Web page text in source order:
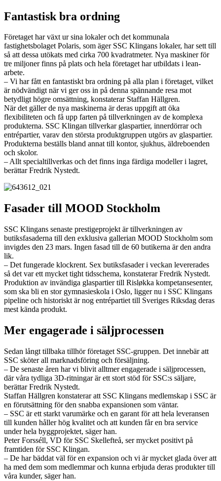
Fantastisk bra ordning
Företaget har växt ur sina lokaler och det kommunala
fastighetsbolaget Polaris, som äger SSC Klingans lokaler, har sett till
så att dessa utökats med cirka 700 kvadratmeter. Nya maskiner för
tre miljoner finns på plats och hela företaget har utbildats i lean-
arbete.
– Vi har fått en fantastiskt bra ordning på alla plan i företaget, vilket
är nödvändigt när vi ger oss in på denna spännande resa mot
betydligt högre omsättning, konstaterar Staffan Hällgren.
När det gäller de nya maskinerna är deras uppgift att öka
flexibiliteten och få upp farten på tillverkningen av de komplexa
produkterna. SSC Klingan tillverkar glaspartier, innerdörrar och
entrépartier, varav den största produktgruppen utgörs av glaspartier.
Produkterna beställs bland annat till kontor, sjukhus, äldreboenden
och skolor.
– Allt specialtillverkas och det finns inga färdiga modeller i lagret,
berättar Fredrik Nystedt.
Fasader till MOOD Stockholm
SSC Klingans senaste prestigeprojekt är tillverkningen av
butiksfasaderna till den exklusiva gallerian MOOD Stockholm som
invigdes den 23 mars. Ingen fasad till de 60 butikerna är den andra
lik.
– Det fungerade klockrent. Sex butiksfasader i veckan levererades
så det var ett mycket tight tidsschema, konstaterar Fredrik Nystedt.
Produktion av invändiga glaspartier till Risløkka kompetansesenter,
som ska bli en stor gymnasieskola i Oslo, ligger nu i SSC Klingans
pipeline och historiskt är nog entrépartiet till Sveriges Riksdag deras
mest kända produkt.
Mer engagerade i säljprocessen
Sedan långt tillbaka tillhör företaget SSC-gruppen. Det innebär att
SSC sköter all marknadsföring och försäljning.
– De senaste åren har vi blivit alltmer engagerade i säljprocessen,
där våra tydliga 3D-ritningar är ett stort stöd för SSC:s säljare,
berättar Fredrik Nystedt.
Staffan Hällgren konstaterar att SSC Klingans medlemskap i SSC är
en förutsättning för den snabba expansionen som väntar.
– SSC är ett starkt varumärke och en garant för att hela leveransen
till kunden håller hög kvalitet och att kunden får en bra service
under hela byggprojektet, säger han.
Peter Forsséll, VD för SSC Skellefteå, ser mycket positivt på
framtiden för SSC Klingan.
– De har bäddat väl för en expansion och vi är mycket glada över att
ha med dem som medlemmar och kunna erbjuda deras produkter till
våra kunder, säger han.